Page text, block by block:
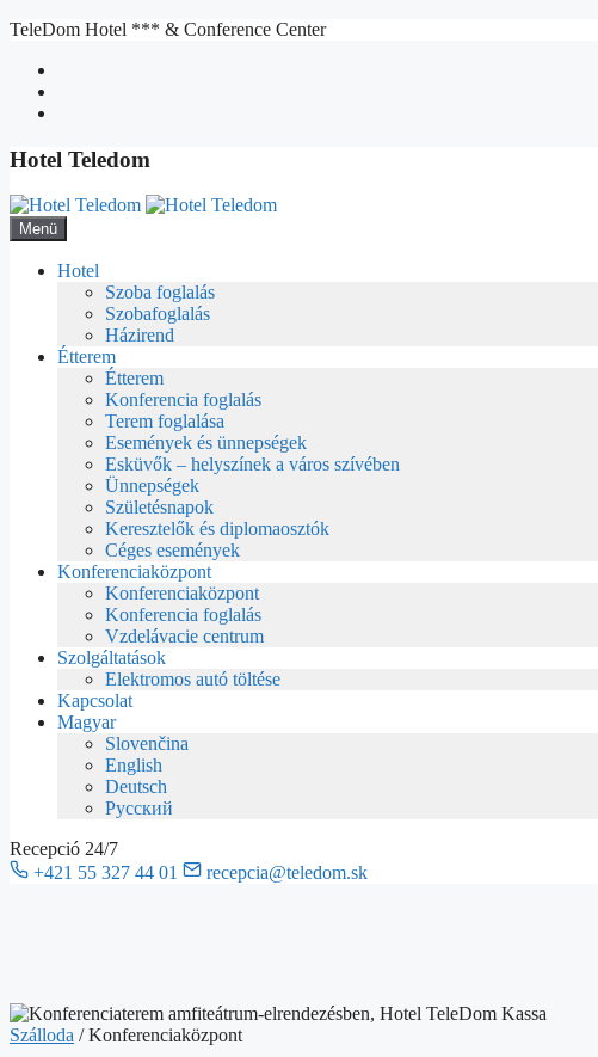
Kilépés
tartalomba
TeleDom Hotel *** & Conference Center
Hotel Teledom
Menü
Hotel
Szoba foglalás
Szobafoglalás
Házirend
Étterem
Étterem
Konferencia foglalás
Terem foglalása
Események és ünnepségek
Esküvők – helyszínek a város szívében
Ünnepségek
Születésnapok
Keresztelők és diplomaosztók
Céges események
Konferenciaközpont
Konferenciaközpont
Konferencia foglalás
Vzdelávacie centrum
Szolgáltatások
Elektromos autó töltése
Kapcsolat
Magyar
Slovenčina
English
Deutsch
Русский
Recepció 24/7
+421 55 327 44 01
recepcia@teledom.sk
Szálloda / Konferenciaközpont